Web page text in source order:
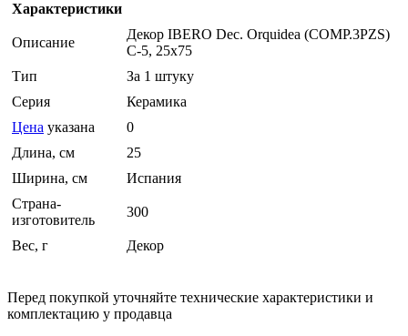
Характеристики
Описание
Декор IBERO Dec. Orquidea (COMP.3PZS)
C-5, 25x75
Тип
За 1 штуку
Серия
Керамика
Цена указана
0
Длина, см
25
Ширина, см
Испания
Страна-
изготовитель
300
Вес, г Декор
Перед покупкой уточняйте технические характеристики и
комплектацию у продавца